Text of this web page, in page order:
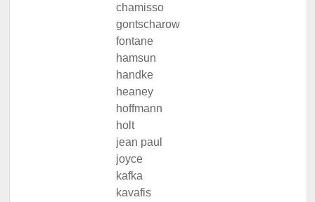
chamisso
gontscharow
fontane
hamsun
handke
heaney
hoffmann
holt
jean paul
joyce
kafka
kavafis